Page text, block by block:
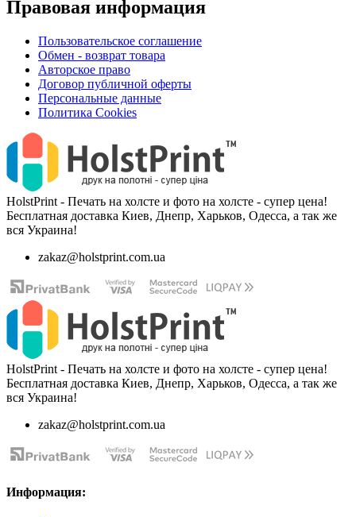
Правовая информация
Пользовательское соглашение
Обмен - возврат товара
Авторское право
Договор публичной оферты
Персональные данные
Политика Cookies
HolstPrint - Печать на холсте и фото на холсте - супер цена!
Бесплатная доставка Киев, Днепр, Харьков, Одесса, а так же
вся Украина!
zakaz@holstprint.com.ua
HolstPrint - Печать на холсте и фото на холсте - супер цена!
Бесплатная доставка Киев, Днепр, Харьков, Одесса, а так же
вся Украина!
zakaz@holstprint.com.ua
Информация: